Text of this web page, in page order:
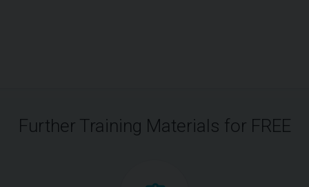
Further Training Materials for FREE